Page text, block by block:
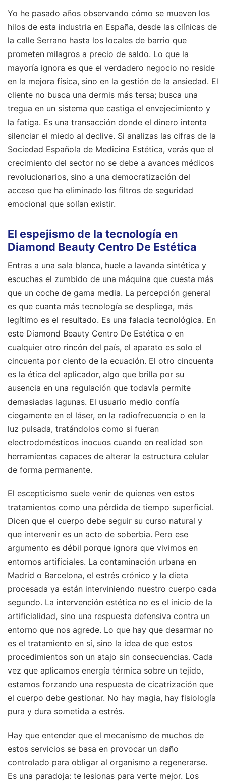
Yo he pasado años observando cómo se mueven los
hilos de esta industria en España, desde las clínicas de
la calle Serrano hasta los locales de barrio que
prometen milagros a precio de saldo. Lo que la
mayoría ignora es que el verdadero negocio no reside
en la mejora física, sino en la gestión de la ansiedad. El
cliente no busca una dermis más tersa; busca una
tregua en un sistema que castiga el envejecimiento y
la fatiga. Es una transacción donde el dinero intenta
silenciar el miedo al declive. Si analizas las cifras de la
Sociedad Española de Medicina Estética, verás que el
crecimiento del sector no se debe a avances médicos
revolucionarios, sino a una democratización del
acceso que ha eliminado los filtros de seguridad
emocional que solían existir.
El espejismo de la tecnología en
Diamond Beauty Centro De Estética
Entras a una sala blanca, huele a lavanda sintética y
escuchas el zumbido de una máquina que cuesta más
que un coche de gama media. La percepción general
es que cuanta más tecnología se despliega, más
legítimo es el resultado. Es una falacia tecnológica. En
este Diamond Beauty Centro De Estética o en
cualquier otro rincón del país, el aparato es solo el
cincuenta por ciento de la ecuación. El otro cincuenta
es la ética del aplicador, algo que brilla por su
ausencia en una regulación que todavía permite
demasiadas lagunas. El usuario medio confía
ciegamente en el láser, en la radiofrecuencia o en la
luz pulsada, tratándolos como si fueran
electrodomésticos inocuos cuando en realidad son
herramientas capaces de alterar la estructura celular
de forma permanente.
El escepticismo suele venir de quienes ven estos
tratamientos como una pérdida de tiempo superficial.
Dicen que el cuerpo debe seguir su curso natural y
que intervenir es un acto de soberbia. Pero ese
argumento es débil porque ignora que vivimos en
entornos artificiales. La contaminación urbana en
Madrid o Barcelona, el estrés crónico y la dieta
procesada ya están interviniendo nuestro cuerpo cada
segundo. La intervención estética no es el inicio de la
artificialidad, sino una respuesta defensiva contra un
entorno que nos agrede. Lo que hay que desarmar no
es el tratamiento en sí, sino la idea de que estos
procedimientos son un atajo sin consecuencias. Cada
vez que aplicamos energía térmica sobre un tejido,
estamos forzando una respuesta de cicatrización que
el cuerpo debe gestionar. No hay magia, hay fisiología
pura y dura sometida a estrés.
Hay que entender que el mecanismo de muchos de
estos servicios se basa en provocar un daño
controlado para obligar al organismo a regenerarse.
Es una paradoja: te lesionas para verte mejor. Los